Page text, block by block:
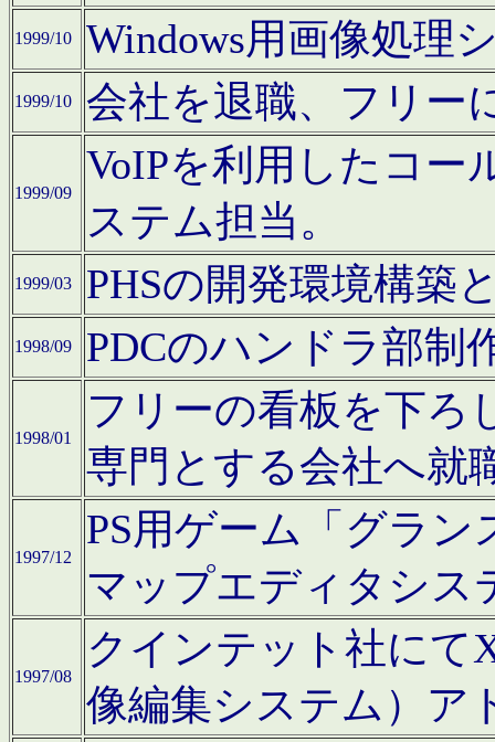
1999/10 Windows用画像処理
1999/10 会社を退職、フリー
1999/09
VoIPを利用したコー
ステム担当。
1999/03 PHSの開発環境構築
1998/09 PDCのハンドラ部制
1998/01
フリーの看板を下ろ
専門とする会社へ就
1997/12
PS用ゲーム「グラン
マップエディタシス
1997/08
クインテット社にて
像編集システム）ア